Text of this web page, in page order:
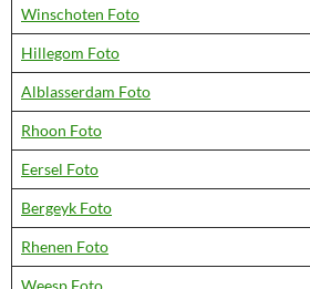
Winschoten Foto
Hillegom Foto
Alblasserdam Foto
Rhoon Foto
Eersel Foto
Bergeyk Foto
Rhenen Foto
Weesp Foto